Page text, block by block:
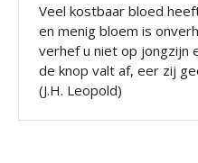
Veel kostbaar bloed
en menig bloem is
verhef u niet op jongzijn
de knop valt af, eer zij
(J.H. Leopold)